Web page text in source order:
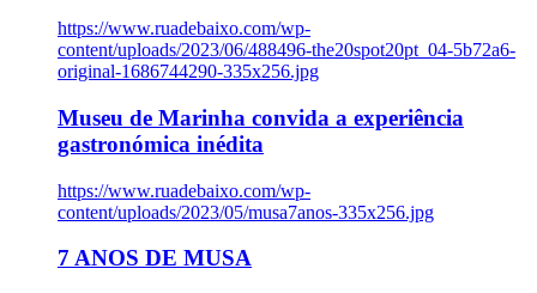
https://www.ruadebaixo.com/wp-
content/uploads/2023/06/488496-the20spot20pt_04-5b72a6-
original-1686744290-335x256.jpg
Museu de Marinha convida a experiência
gastronómica inédita
https://www.ruadebaixo.com/wp-
content/uploads/2023/05/musa7anos-335x256.jpg
7 ANOS DE MUSA